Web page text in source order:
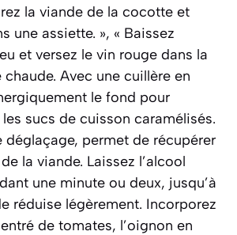
la viande de la cocotte et
une assiette. », « Baissez
et versez le vin rouge dans la
Avec une cuillère en
le fond pour
sucs de cuisson caramélisés.
permet de récupérer
la viande. Laissez l’alcool
une minute ou deux, jusqu’à
réduise légèrement. Incorporez
de tomates, l’oignon en